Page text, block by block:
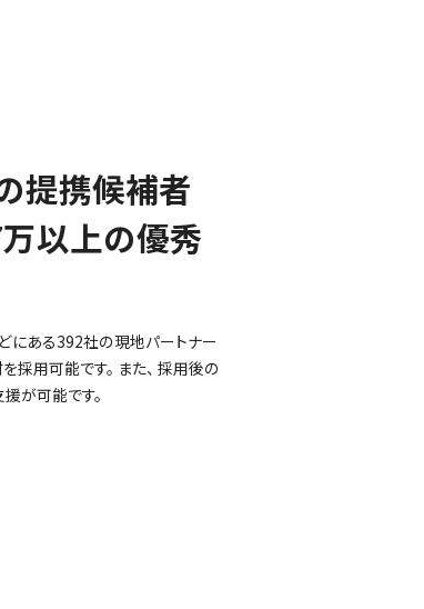
提携候補者
以上の優秀
どにある392社の現地パートナー
採用可能です。 また、 採用後の
が可能です。